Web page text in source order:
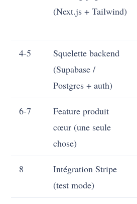
(Next.js + Tailwind)
4-5
Squelette backend
(Supabase /
Postgres + auth)
6-7
Feature produit
cœur (une seule
chose)
8
Intégration Stripe
(test mode)